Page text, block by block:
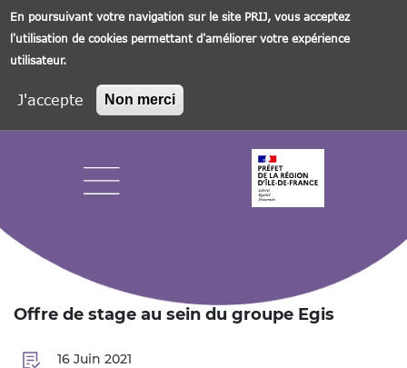
En poursuivant votre navigation sur le site PRIJ, vous acceptez
l'utilisation de cookies permettant d'améliorer votre expérience
utilisateur.
J'accepte Non merci
Offre de stage au sein du groupe Egis
16 Juin 2021